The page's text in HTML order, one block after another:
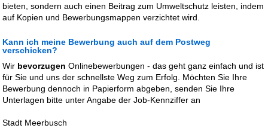
bieten, sondern auch einen Beitrag zum Umweltschutz leisten, indem
auf Kopien und Bewerbungsmappen verzichtet wird.
Kann ich meine Bewerbung auch auf dem Postweg
verschicken?
Wir bevorzugenOnlinebewerbungen - das geht ganz einfach und ist
für Sie und uns der schnellste Weg zum Erfolg. Möchten Sie Ihre
Bewerbung dennoch in Papierform abgeben, senden Sie Ihre
Unterlagen bitte unter Angabe der Job-Kennziffer an
Stadt Meerbusch